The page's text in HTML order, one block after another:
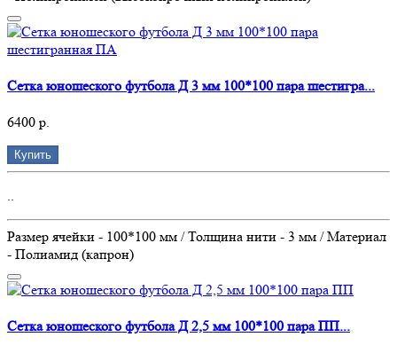
Сетка юношеского футбола Д 3 мм 100*100 пара шестигра...
6400 р.
Купить
..
Размер ячейки - 100*100 мм / Толщина нити - 3 мм / Материал
- Полиамид (капрон)
Сетка юношеского футбола Д 2,5 мм 100*100 пара ПП...